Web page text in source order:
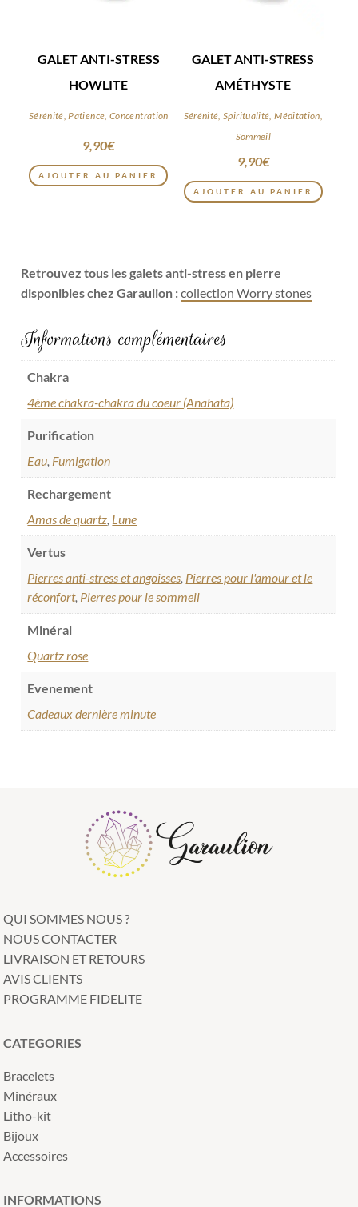
GALET ANTI-STRESS
HOWLITE
Sérénité, Patience, Concentration
9,90€
AJOUTER AU PANIER
GALET ANTI-STRESS
AMÉTHYSTE
Sérénité, Spiritualité, Méditation,
Sommeil
9,90€
AJOUTER AU PANIER
Retrouvez tous les galets anti-stress en pierre
disponibles chez Garaulion :collection Worry stones
Informations complémentaires
Chakra
4ème chakra-chakra du coeur (Anahata)
Purification
Eau, Fumigation
Rechargement
Amas de quartz, Lune
Vertus
Pierres anti-stress et angoisses, Pierres pour l'amour et le
réconfort, Pierres pour le sommeil
Minéral
Quartz rose
Evenement
Cadeaux dernière minute
QUI SOMMES NOUS ?
NOUS CONTACTER
LIVRAISON ET RETOURS
AVIS CLIENTS
PROGRAMME FIDELITE
CATEGORIES
Bracelets
Minéraux
Litho-kit
Bijoux
Accessoires
INFORMATIONS